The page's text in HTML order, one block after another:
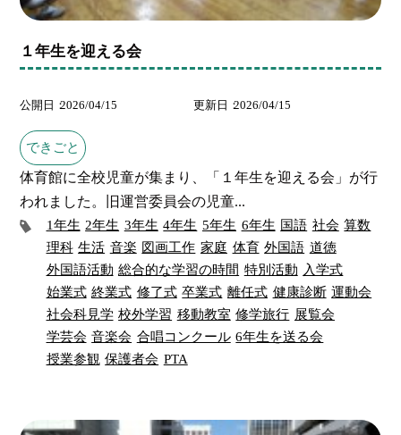
１年生を迎える会
公開日 2026/04/15 更新日 2026/04/15
できごと
体育館に全校児童が集まり、「１年生を迎える会」が行
われました。旧運営委員会の児童...
1年生 2年生 3年生 4年生 5年生 6年生 国語 社会 算数
理科 生活 音楽 図画工作 家庭 体育 外国語 道徳
外国語活動 総合的な学習の時間 特別活動 入学式
始業式 終業式 修了式 卒業式 離任式 健康診断 運動会
社会科見学 校外学習 移動教室 修学旅行 展覧会
学芸会 音楽会 合唱コンクール 6年生を送る会
授業参観 保護者会 PTA